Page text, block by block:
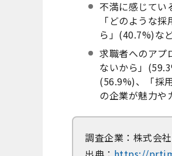
不満に感じてい
「どのような
ら」(40.7%)な
求職者へのアプ
ないから」
(56.9%)、「採
の企業が魅力や
調査企業：株式会